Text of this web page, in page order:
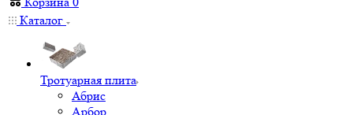
Каталог
Тротуарная плита
Абрис
Арбор